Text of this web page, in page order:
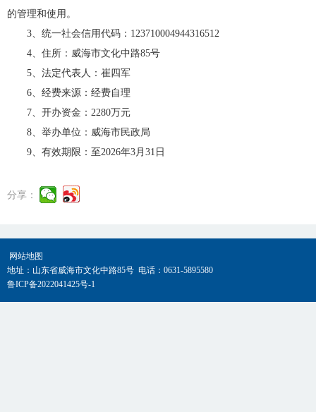
的管理和使用。
3、统一社会信用代码：123710004944316512
4、住所：威海市文化中路85号
5、法定代表人：崔四军
6、经费来源：经费自理
7、开办资金：2280万元
8、举办单位：威海市民政局
9、有效期限：至2026年3月31日
分享：
网站地图
地址：山东省威海市文化中路85号 电话：0631-5895580
鲁ICP备2022041425号-1